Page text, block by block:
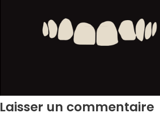
Laisser un commentaire